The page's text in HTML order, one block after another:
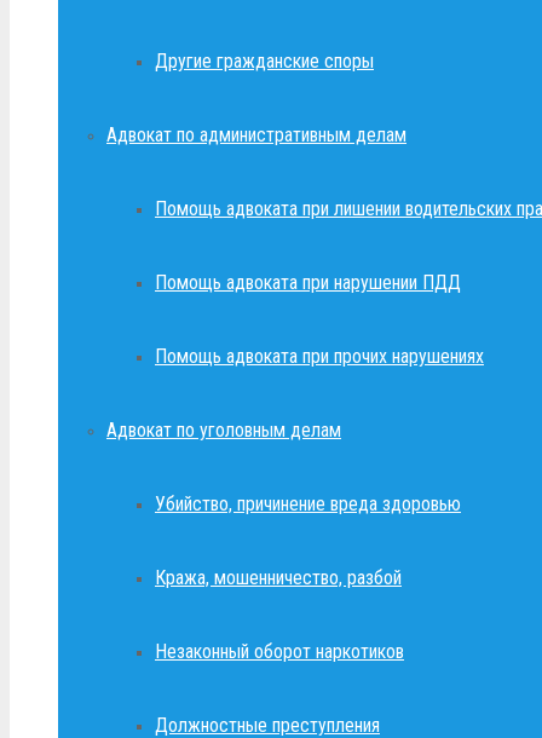
Другие гражданские споры
Адвокат по административным делам
Помощь адвоката при лишении водительских
Помощь адвоката при нарушении ПДД
Помощь адвоката при прочих нарушениях
Адвокат по уголовным делам
Убийство, причинение вреда здоровью
Кража, мошенничество, разбой
Незаконный оборот наркотиков
Должностные преступления